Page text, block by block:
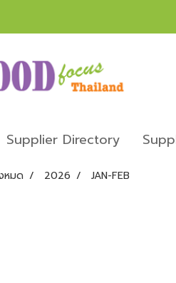
Supplier Directory
หมด 2026 JAN-FEB